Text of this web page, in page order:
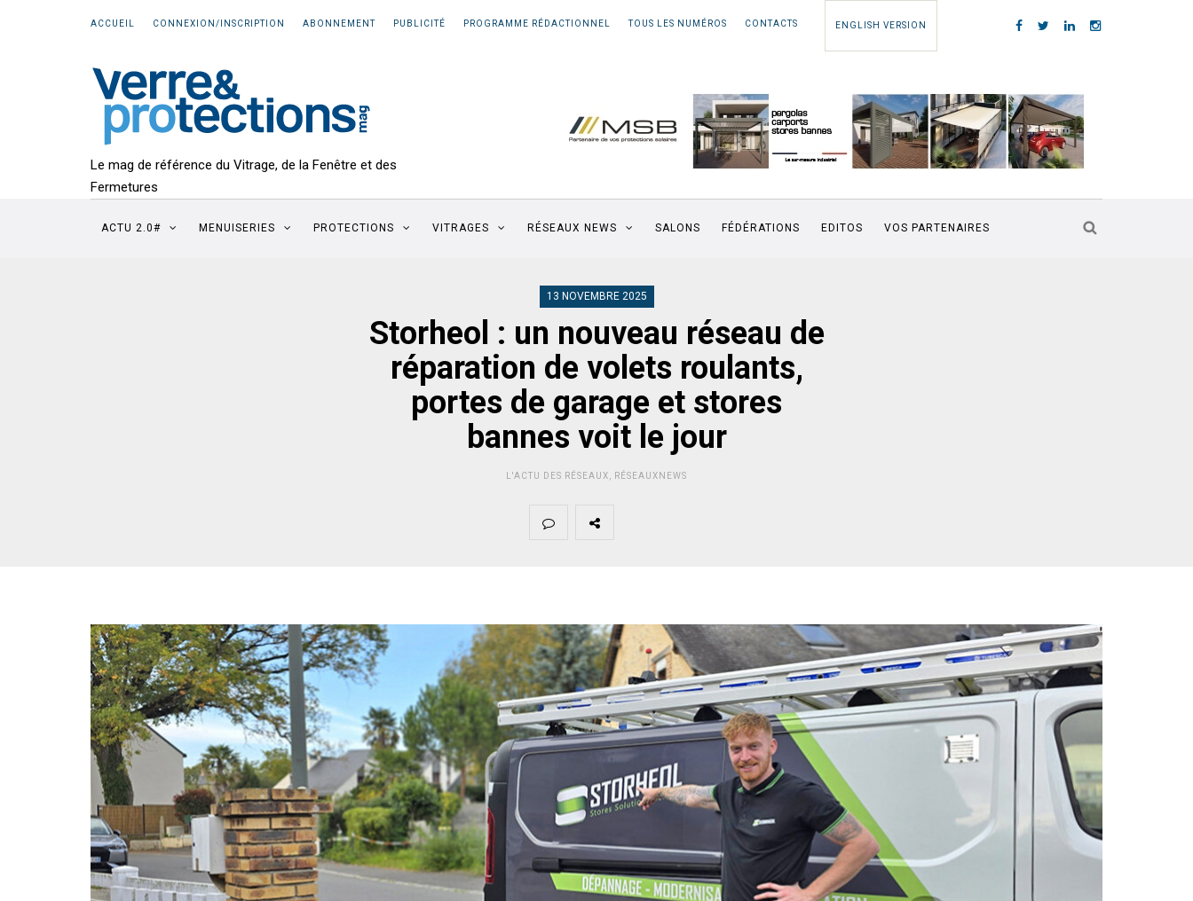
ACCUEIL CONNEXION/INSCRIPTION ABONNEMENT PUBLICITÉ PROGRAMME RÉDACTIONNEL TOUS LES NUMÉROS CONTACTS ENGLISH VERSION
Le mag de référence du Vitrage, de la Fenêtre et des
Fermetures
ACTU 2.0# MENUISERIES PROTECTIONS VITRAGES RÉSEAUX NEWS SALONS FÉDÉRATIONS EDITOS VOS PARTENAIRES
13 NOVEMBRE 2025
Storheol : un nouveau réseau de
réparation de volets roulants,
portes de garage et stores
bannes voit le jour
L'ACTU DES RÉSEAUX RÉSEAUXNEWS